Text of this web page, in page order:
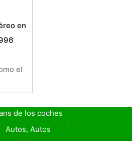
en
el
de los coches
y Financiación
Autos, Autos